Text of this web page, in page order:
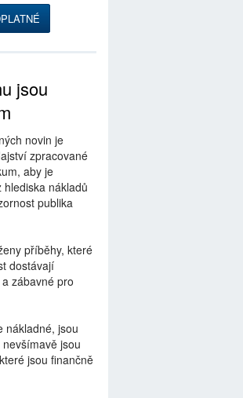
jsou
novin je
zpracované
aby je
nákladů
publika
příběhy, které
dostávají
zábavné pro
nákladné, jsou
jsou
jsou finančně